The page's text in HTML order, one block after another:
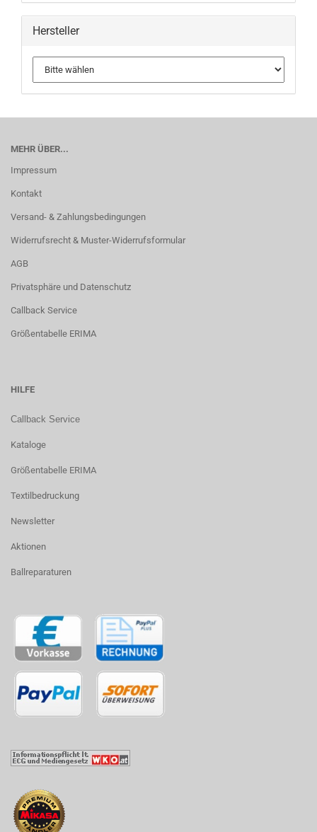
Hersteller
MEHR ÜBER...
Impressum
Kontakt
Versand- & Zahlungsbedingungen
Widerrufsrecht & Muster-Widerrufsformular
AGB
Privatsphäre und Datenschutz
Callback Service
Größentabelle ERIMA
HILFE
Callback Service
Kataloge
Größentabelle ERIMA
Textilbedruckung
Newsletter
Aktionen
Ballreparaturen